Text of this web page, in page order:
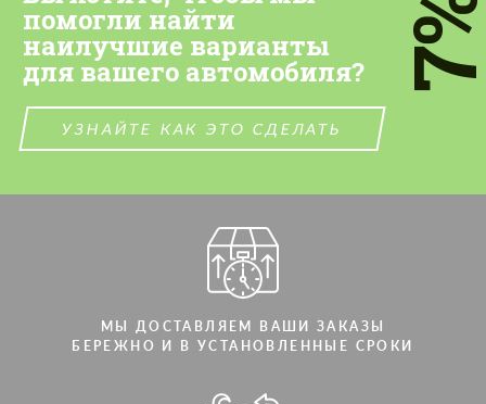
помогли найти
наилучшие варианты
для вашего автомобиля?
УЗНАЙТЕ КАК ЭТО СДЕЛАТЬ
МЫ ДОСТАВЛЯЕМ ВАШИ ЗАКАЗЫ
БЕРЕЖНО И В УСТАНОВЛЕННЫЕ СРОКИ
СВЯЖИТЕСЬ СО МНОЙ
персональных данных
СВЯЖИТЕСЬ СО МНОЙ